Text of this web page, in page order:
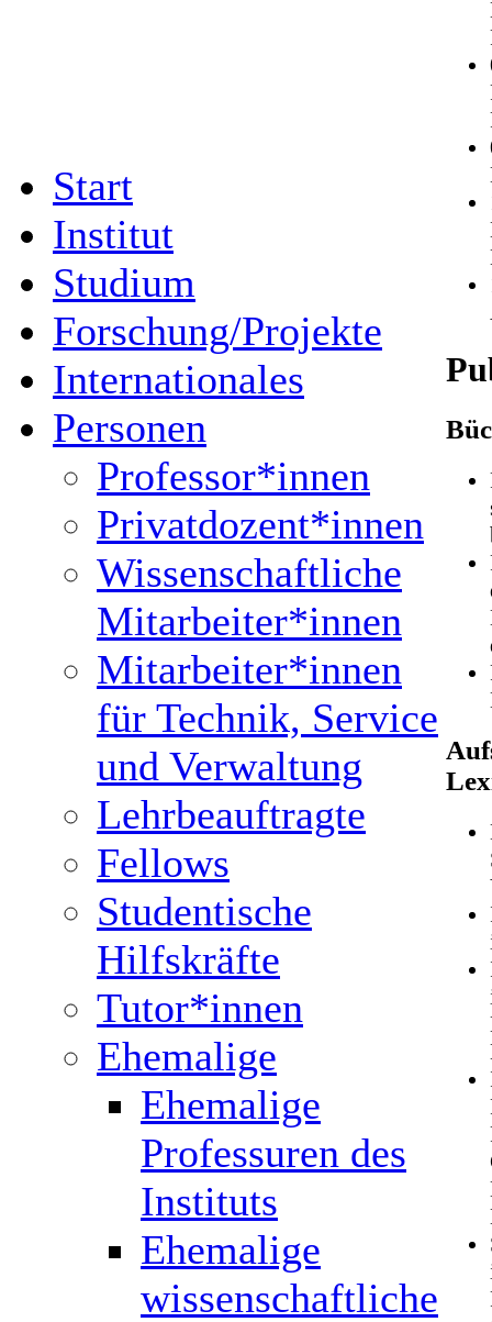
Start
Institut
Studium
Forschung/Projekte
Internationales
Personen
Professor*innen
Privatdozent*innen
Wissenschaftliche
Mitarbeiter*innen
Mitarbeiter*innen
für Technik, Service
und Verwaltung
Lehrbeauftragte
Fellows
Studentische
Hilfskräfte
Tutor*innen
Ehemalige
Ehemalige
Professuren des
Instituts
Ehemalige
wissenschaftliche